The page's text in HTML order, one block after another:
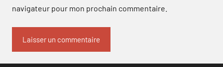
navigateur pour mon prochain commentaire.